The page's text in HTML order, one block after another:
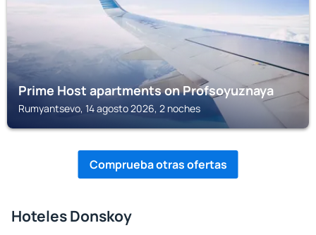
Prime Host apartments on Profsoyuznaya
Rumyantsevo, 14 agosto 2026, 2 noches
Comprueba otras ofertas
Hoteles Donskoy